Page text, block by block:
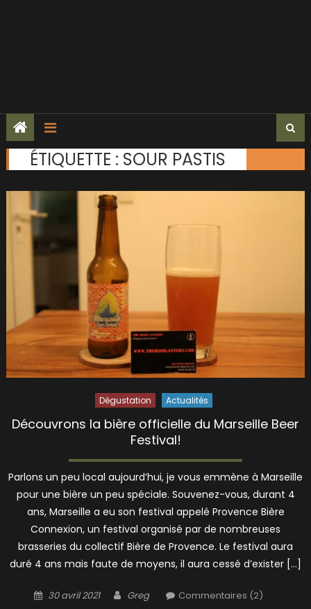
ÉTIQUETTE : SOUR PASTIS
Dégustation Actualités
Découvrons la bière officielle du Marseille Beer
Festival!
Parlons un peu local aujourd’hui, je vous emmène à Marseille
pour une bière un peu spéciale. Souvenez-vous, durant 4
ans, Marseille a eu son festival appelé Provence Bière
Connexion, un festival organisé par de nombreuses
brasseries du collectif Bière de Provence. Le festival aura
duré 4 ans mais faute de moyens, il aura cessé d’exister […]
Posted
30 avril 2021 Author
Greg Commentaires (2)